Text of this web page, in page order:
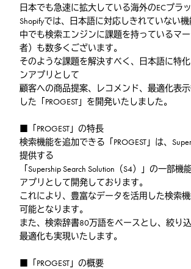
日本でも急速に拡大している海外のECプラ
Shopifyでは、日本語に対応しきれていない機
中でも検索エンジンに課題を持っているマ
者）も数多くございます。
そのような課題を解決すべく、日本語に特
ンアプリとして
顧客への商品提案、レコメンド、最適化表
した「PROGEST」を開発いたしました。
■「PROGEST」の特長
検索機能を追加できる「PROGEST」は、
提供する
「Supership Search Solution（S4）」の一部機
アプリとして開発しております。
これにより、豊富なデータを活用した検索
可能となります。
また、検索辞書80万語をベースとし、絞り
最適化も実現いたします。
■「PROGEST」の概要